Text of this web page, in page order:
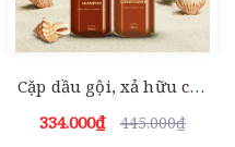
Cặp dầu gội, xả hữu cơ Argan Motherland | Giảm rụng | Kích thích mọc tóc | Kiềm dầu chống bết tóc
334.000₫
445.000₫